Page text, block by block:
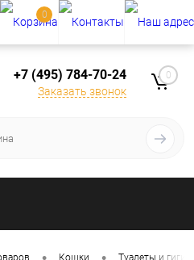
+7 (495) 784-70-24
Заказать звонок
0
0